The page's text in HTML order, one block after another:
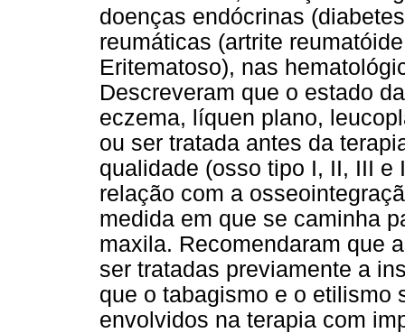
doenças endócrinas
reumáticas (artrite
Eritematoso), nas
Descreveram que o estado
eczema, líquen plano,
ou ser tratada antes da
qualidade (osso tipo I, II, III
relação com a
medida em que se caminha
maxila. Recomendaram que
ser tratadas previamente a
que o tabagismo e o etilismo
envolvidos na terapia com